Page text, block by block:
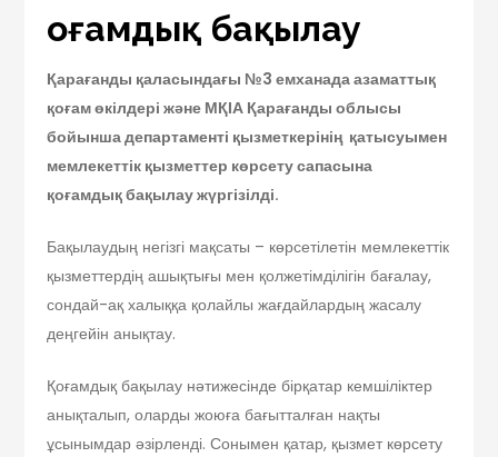
Қоғамдық бақылау
Қарағанды қаласындағы №3 емханада азаматтық
қоғам өкілдері және МҚІА Қарағанды облысы
бойынша департаменті қызметкерінің қатысуымен
мемлекеттік қызметтер көрсету сапасына
қоғамдық бақылау жүргізілді.
Бақылаудың негізгі мақсаты – көрсетілетін мемлекеттік
қызметтердің ашықтығы мен қолжетімділігін бағалау,
сондай-ақ халыққа қолайлы жағдайлардың жасалу
деңгейін анықтау.
Қоғамдық бақылау нәтижесінде бірқатар кемшіліктер
анықталып, оларды жоюға бағытталған нақты
ұсынымдар әзірленді. Сонымен қатар, қызмет көрсету